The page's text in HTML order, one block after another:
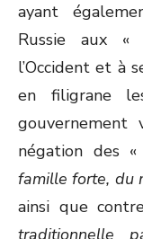
ayant
Russie aux «
l’Occident et à
en filigrane
négation des «
famille forte, du
ainsi que
traditionnelle